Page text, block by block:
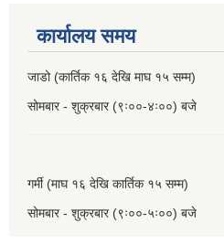
कार्यालय समय
जाडो (कार्तिक १६ देखि माघ १५ सम्म)
सोमबार - शुक्रबार (९ः००-४ः००) बजे
गर्मी (माघ १६ देखि कार्तिक १५ सम्म)
सोमबार - शुक्रबार (९ः००-५ः००) बजे